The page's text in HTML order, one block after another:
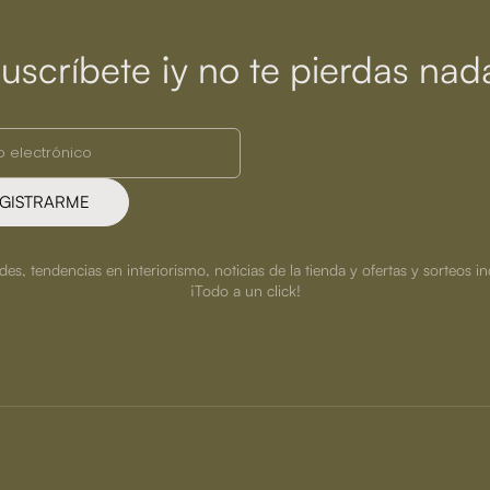
¡y no te pierdas
tendencias en interiorismo, noticias de la tienda y ofertas y sorteos
¡Todo a un click!